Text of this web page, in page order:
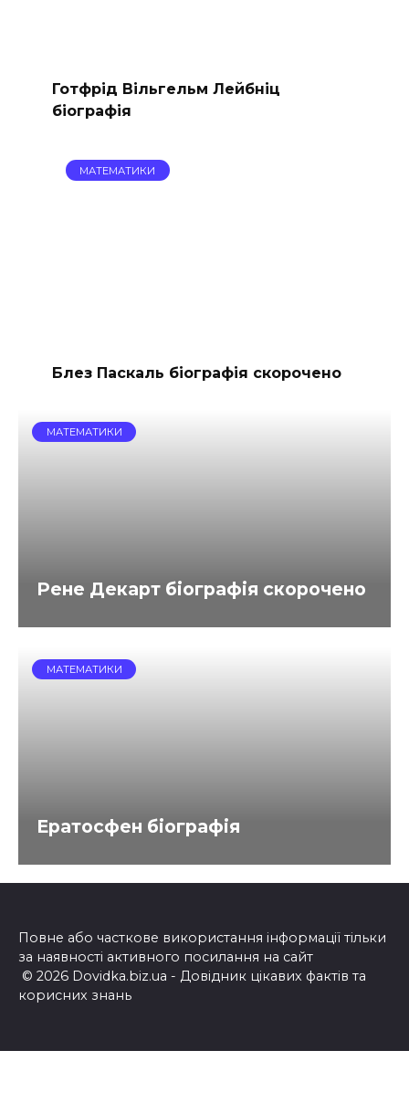
Готфрід Вільгельм Лейбніц
біографія
МАТЕМАТИКИ
Блез Паскаль біографія скорочено
МАТЕМАТИКИ
Рене Декарт біографія скорочено
МАТЕМАТИКИ
Ератосфен біографія
Повне або часткове використання інформації тільки
за наявності активного посилання на сайт
© 2026 Dovidka.biz.ua - Довідник цікавих фактів та
корисних знань